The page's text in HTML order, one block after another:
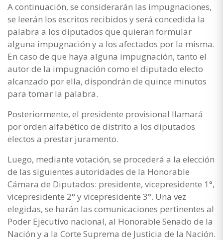
A continuación, se considerarán las impugnaciones,
se leerán los escritos recibidos y será concedida la
palabra a los diputados que quieran formular
alguna impugnación y a los afectados por la misma.
En caso de que haya alguna impugnación, tanto el
autor de la impugnación como el diputado electo
alcanzado por ella, dispondrán de quince minutos
para tomar la palabra.
Posteriormente, el presidente provisional llamará
por orden alfabético de distrito a los diputados
electos a prestar juramento.
Luego, mediante votación, se procederá a la elección
de las siguientes autoridades de la Honorable
Cámara de Diputados: presidente, vicepresidente 1°,
vicepresidente 2° y vicepresidente 3°. Una vez
elegidas, se harán las comunicaciones pertinentes al
Poder Ejecutivo nacional, al Honorable Senado de la
Nación y a la Corte Suprema de Justicia de la Nación.